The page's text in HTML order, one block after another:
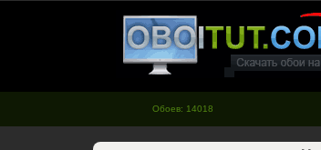
oboitut.com - Обои для
столаОбоев: 14018